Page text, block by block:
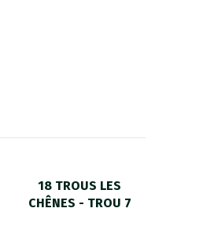
18 TROUS LES
CHÊNES - TROU 7